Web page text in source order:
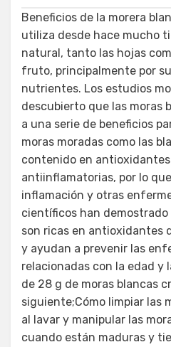
Beneficios de la morera
utiliza desde hace mucho
natural, tanto las hojas
fruto, principalmente por
nutrientes. Los estudios
descubierto que las moras
a una serie de beneficios
moras moradas como las
contenido en antioxidantes
antiinflamatorias, por lo
inflamación y otras
científicos han demostrado
son ricas en antioxidantes
y ayudan a prevenir las
relacionadas con la edad y
de 28 g de moras blancas
siguiente;Cómo limpiar las
al lavar y manipular las
cuando están maduras y